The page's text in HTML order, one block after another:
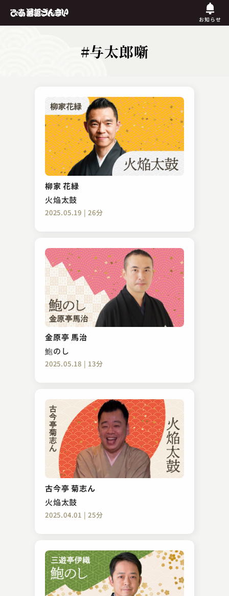
お知らせ
#与太郎噺
柳家 花緑
火焔太鼓
2025.05.19 | 26分
金原亭 馬治
鮑のし
2025.05.18 | 13分
古今亭 菊志ん
火焔太鼓
2025.04.01 | 25分